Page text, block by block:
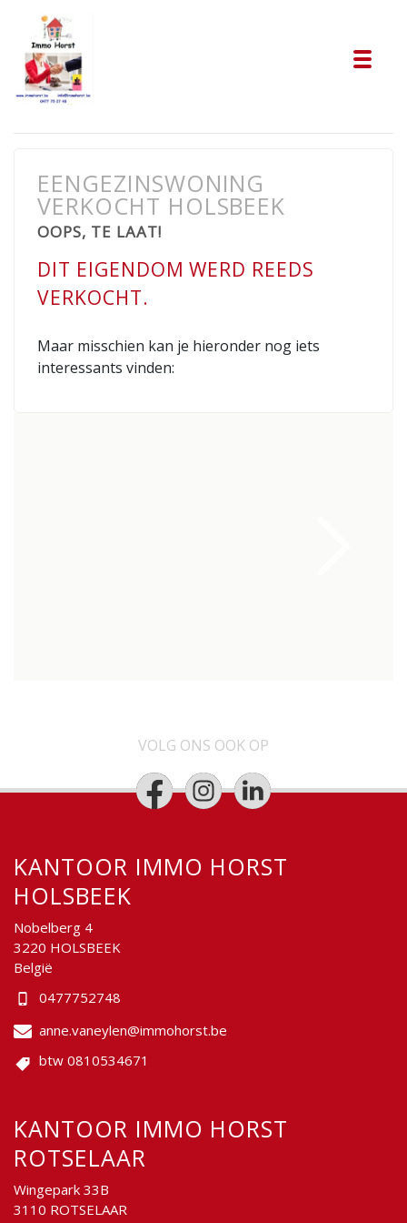
EENGEZINSWONING
VERKOCHT HOLSBEEK
OOPS, TE LAAT!
DIT EIGENDOM WERD REEDS
VERKOCHT.
Maar misschien kan je hieronder nog iets
interessants vinden:
VOLG ONS OOK OP
KANTOOR IMMO HORST
HOLSBEEK
Nobelberg 4
3220 HOLSBEEK
België
0477752748
anne.vaneylen@immohorst.be
btw 0810534671
KANTOOR IMMO HORST
ROTSELAAR
Wingepark 33B
3110 ROTSELAAR